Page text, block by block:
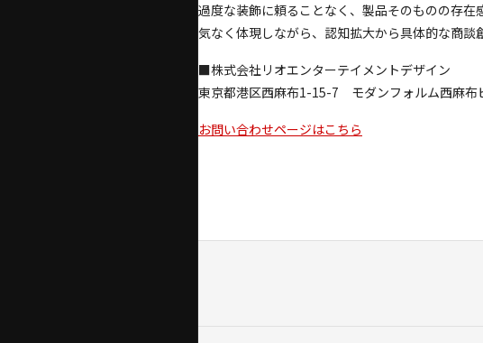
過度な装飾に頼ることなく、製品そのものの存在
気なく体現しながら、認知拡大から具体的な商談
■株式会社リオエンターテイメントデザイン
東京都港区西麻布1-15-7 モダンフォルム西麻布
お問い合わせページはこちら